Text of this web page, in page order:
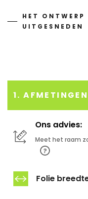
HET
UITGESNEDEN
1. AFMETINGEN
Ons advies:
Meet het raam
Folie